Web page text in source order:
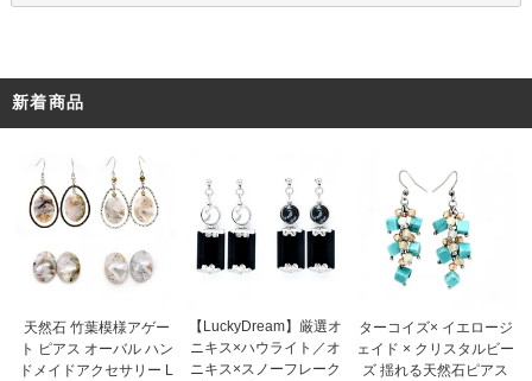
新着商品
天然石 竹葉模様アゲー
ト ピアス オーバル ハン
ドメイドアクセサリー L
【LuckyDream】厳選オ
ニキス×ハウライト／オ
ニキス×スノーフレーク
ターコイズ× イエロージ
ェイド × クリスタルビー
ズ 揺れる天然石ピアス